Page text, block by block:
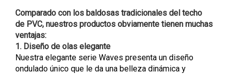
Comparado con los baldosas tradicionales del techo
de PVC, nuestros productos obviamente tienen muchas
ventajas:
1. Diseño de olas elegante
Nuestra elegante serie Waves presenta un diseño
ondulado único que le da una belleza dinámica y